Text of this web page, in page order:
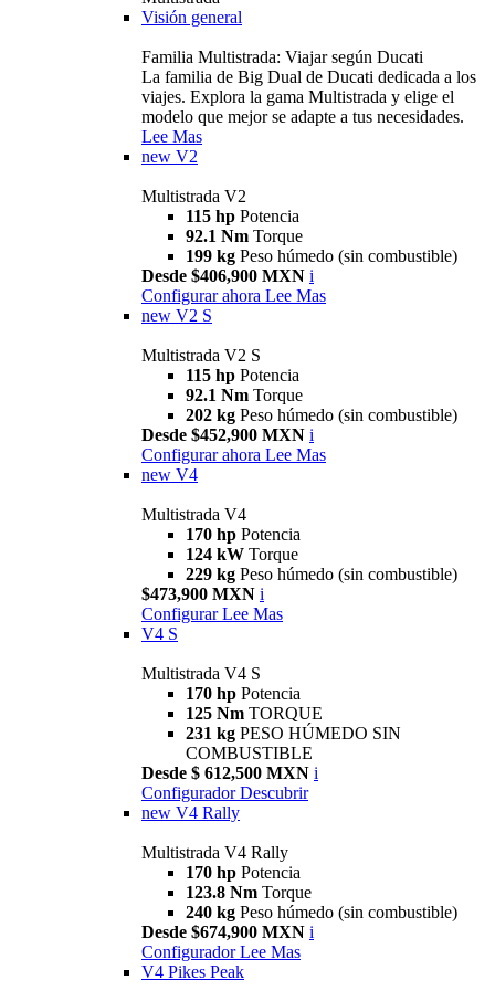
Visión general
Familia Multistrada: Viajar según Ducati
La familia de Big Dual de Ducati dedicada a los
viajes. Explora la gama Multistrada y elige el
modelo que mejor se adapte a tus necesidades.
Lee Mas
new V2
Multistrada V2
115 hp Potencia
92.1 Nm Torque
199 kg Peso húmedo (sin combustible)
Desde $406,900 MXN i
Configurar ahora Lee Mas
new V2 S
Multistrada V2 S
115 hp Potencia
92.1 Nm Torque
202 kg Peso húmedo (sin combustible)
Desde $452,900 MXN i
Configurar ahora Lee Mas
new V4
Multistrada V4
170 hp Potencia
124 kW Torque
229 kg Peso húmedo (sin combustible)
$473,900 MXN i
Configurar Lee Mas
V4 S
Multistrada V4 S
170 hp Potencia
125 Nm TORQUE
231 kg PESO HÚMEDO SIN
COMBUSTIBLE
Desde $ 612,500 MXN i
Configurador Descubrir
new V4 Rally
Multistrada V4 Rally
170 hp Potencia
123.8 Nm Torque
240 kg Peso húmedo (sin combustible)
Desde $674,900 MXN i
Configurador Lee Mas
V4 Pikes Peak